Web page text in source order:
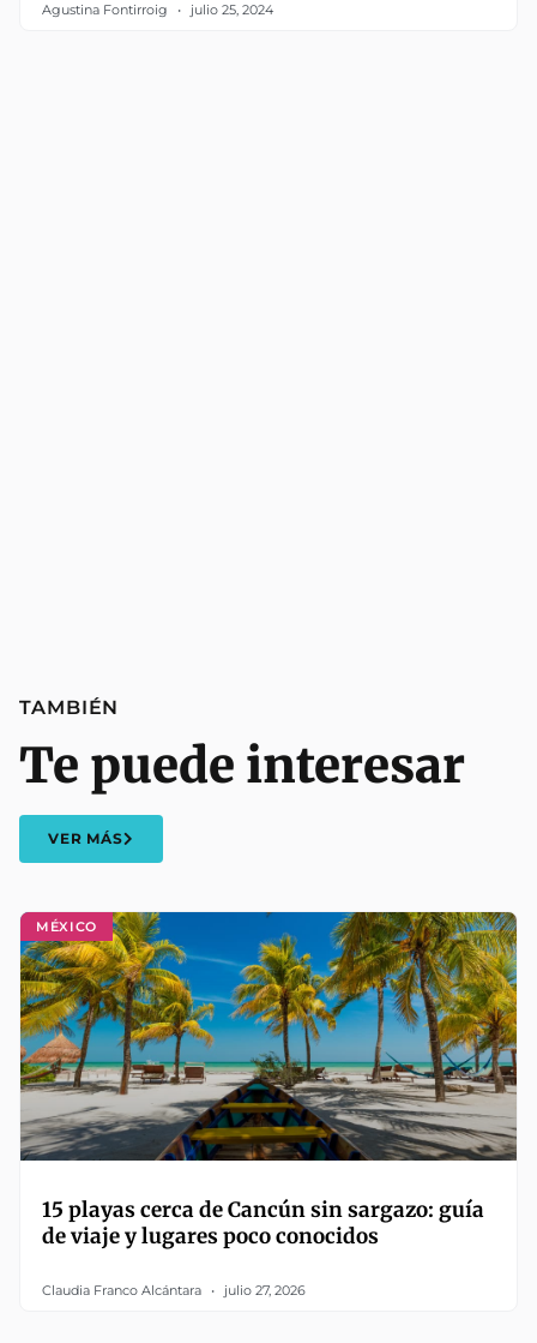
Agustina Fontirroig julio 25, 2024
MÉXICO
15 playas cerca de Cancún sin sargazo: guía
de viaje y lugares poco conocidos
Claudia Franco Alcántara julio 27, 2026
TAMBIÉN
Te puede interesar
VER MÁS